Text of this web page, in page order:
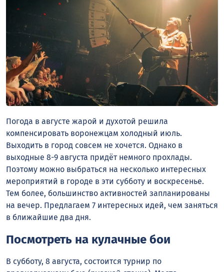
Погода в августе жарой и духотой решила
компенсировать воронежцам холодный июль.
Выходить в город совсем не хочется. Однако в
выходные 8-9 августа придёт немного прохлады.
Поэтому можно выбраться на несколько интересных
мероприятий в городе в эти субботу и воскресенье.
Тем более, большинство активностей запланированы
на вечер. Предлагаем 7 интересных идей, чем заняться
в ближайшие два дня.
Посмотреть на кулачные бои
В субботу, 8 августа, состоится турнир по